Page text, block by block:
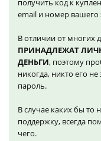
email и номер вашего
В отличии от многих
ПРИНАДЛЕЖАТ
ДЕНЬГИ, поэтому
никогда, никто его
пароль.
В случае каких бы
поддержку, всегда
чего.